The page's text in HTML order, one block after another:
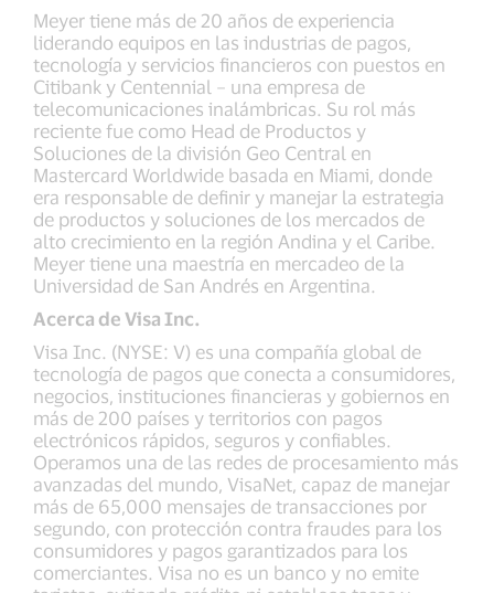
Meyer tiene más de 20 años de experiencia
liderando equipos en las industrias de pagos,
tecnología y servicios financieros con puestos en
Citibank y Centennial – una empresa de
telecomunicaciones inalámbricas. Su rol más
reciente fue como Head de Productos y
Soluciones de la división Geo Central en
Mastercard Worldwide basada en Miami, donde
era responsable de definir y manejar la estrategia
de productos y soluciones de los mercados de
alto crecimiento en la región Andina y el Caribe.
Meyer tiene una maestría en mercadeo de la
Universidad de San Andrés en Argentina.
Acerca de Visa Inc.
Visa Inc. (NYSE: V) es una compañía global de
tecnología de pagos que conecta a consumidores,
negocios, instituciones financieras y gobiernos en
más de 200 países y territorios con pagos
electrónicos rápidos, seguros y confiables.
Operamos una de las redes de procesamiento más
avanzadas del mundo, VisaNet, capaz de manejar
más de 65,000 mensajes de transacciones por
segundo, con protección contra fraudes para los
consumidores y pagos garantizados para los
comerciantes. Visa no es un banco y no emite